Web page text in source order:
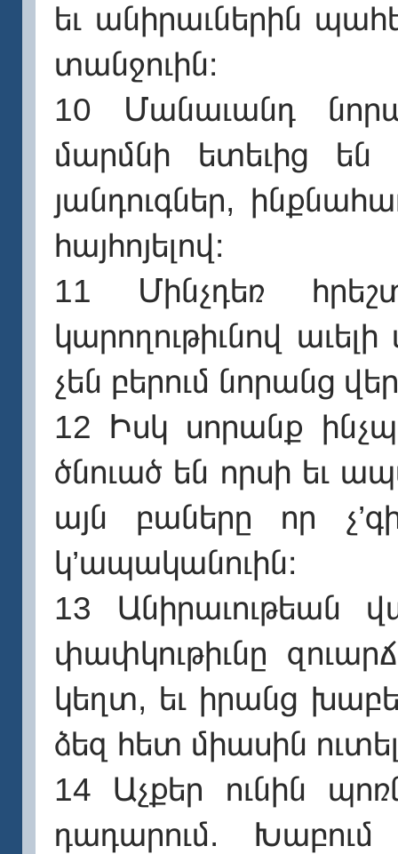
եւ անիրաւներին
տանջուին։
10 Մանաւանդ
մարմնի ետեւից են
յանդուգներ,
հայհոյելով։
11 Մինչդեռ
կարողութիւնով
չեն բերում նորանց
12 Իսկ սորանք
ծնուած են որսի եւ
այն բաները որ
կ’ապականուին։
13 Անիրաւութեան
փափկութիւնը
կեղտ, եւ իրանց
ձեզ հետ միասին
14 Աչքեր ունին
դադարում.